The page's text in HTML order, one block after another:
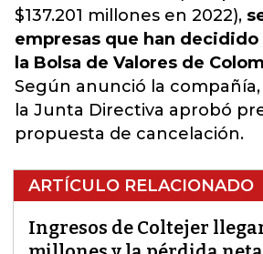
$137.201 millones en 2022),
empresas que han
la Bolsa de Valores de
Según anunció la
la Junta Directiva aprobó
propuesta de cancelación.
ARTÍCULO RELACIONADO
Ingresos de Coltejer